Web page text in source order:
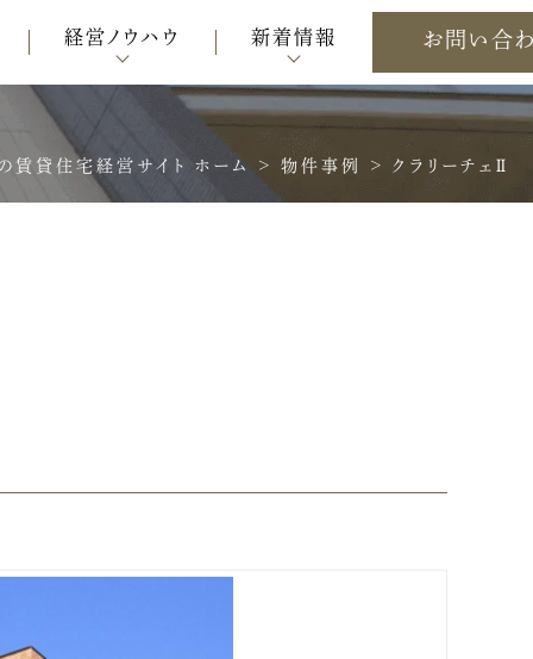
経営ノウハウ 新着情報 お問い合
賃貸住宅経営サイト ホーム > 物件事例 > クラリーチェⅡ